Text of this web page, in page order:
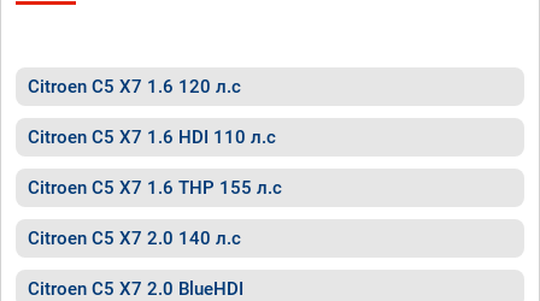
Citroen C5 X7 1.6 120 л.с
Citroen C5 X7 1.6 HDI 110 л.с
Citroen C5 X7 1.6 THP 155 л.с
Citroen C5 X7 2.0 140 л.с
Citroen C5 X7 2.0 BlueHDI